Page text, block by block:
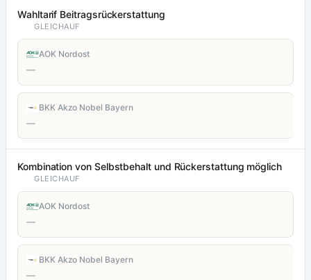
Wahltarif Beitragsrückerstattung
GLEICHAUF
AOK Nordost
—
BKK Akzo Nobel Bayern
—
Kombination von Selbstbehalt und Rückerstattung möglich
GLEICHAUF
AOK Nordost
—
BKK Akzo Nobel Bayern
—